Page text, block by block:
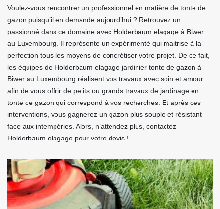
Voulez-vous rencontrer un professionnel en matière de tonte de
gazon puisqu’il en demande aujourd’hui ? Retrouvez un
passionné dans ce domaine avec Holderbaum elagage à Biwer
au Luxembourg. Il représente un expérimenté qui maitrise à la
perfection tous les moyens de concrétiser votre projet. De ce fait,
les équipes de Holderbaum elagage jardinier tonte de gazon à
Biwer au Luxembourg réalisent vos travaux avec soin et amour
afin de vous offrir de petits ou grands travaux de jardinage en
tonte de gazon qui correspond à vos recherches. Et après ces
interventions, vous gagnerez un gazon plus souple et résistant
face aux intempéries. Alors, n’attendez plus, contactez
Holderbaum elagage pour votre devis !